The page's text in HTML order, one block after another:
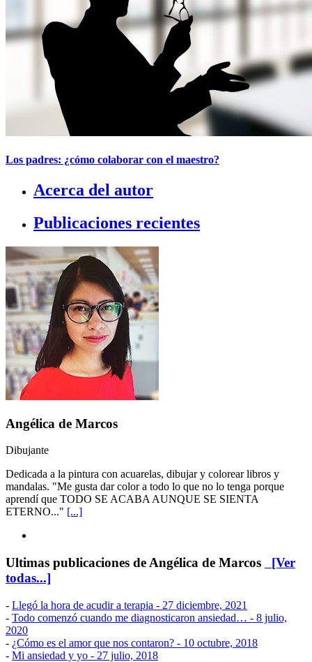
Los padres: ¿cómo colaborar con el maestro?
Acerca del autor
Publicaciones recientes
Angélica de Marcos
Dibujante
Dedicada a la pintura con acuarelas, dibujar y colorear libros y
mandalas. "Me gusta dar color a todo lo que no lo tenga porque
aprendí que TODO SE ACABA AUNQUE SE SIENTA
ETERNO..." [...]
Ultimas publicaciones de Angélica de Marcos
[Ver
todas...]
- Llegó la hora de acudir a terapia - 27 diciembre, 2021
- Todo comenzó cuando me diagnosticaron ansiedad… - 8 julio,
2020
- ¿Cómo es el amor que nos contaron? - 10 octubre, 2018
- Mi ansiedad y yo - 27 julio, 2018